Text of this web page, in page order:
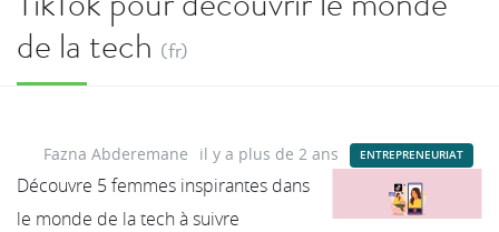
de la tech (fr)
Fazna Abderemane il y a plus de 2 ans ENTREPRENEURIAT
Découvre 5 femmes inspirantes dans
le monde de la tech à suivre